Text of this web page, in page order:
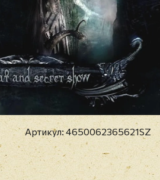
Артикул:4650062365621SZ